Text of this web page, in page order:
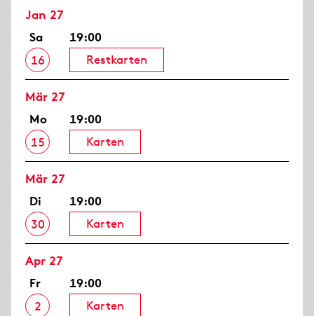
Jan 27
Sa
16
19:00
Restkarten
Mär 27
Mo
15
19:00
Karten
Mär 27
Di
30
19:00
Karten
Apr 27
Fr
2
19:00
Karten